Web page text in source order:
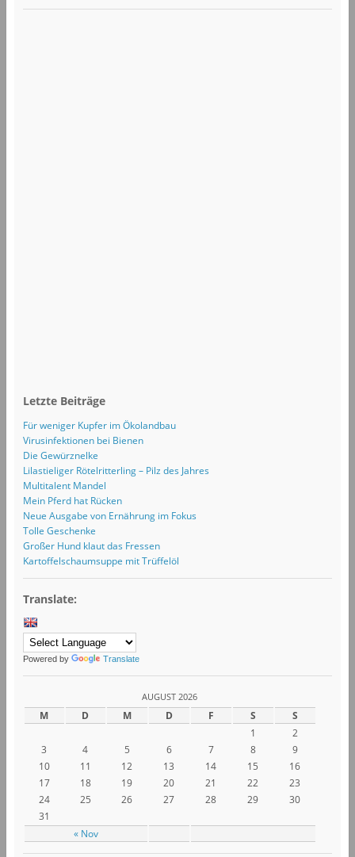
Letzte Beiträge
Für weniger Kupfer im Ökolandbau
Virusinfektionen bei Bienen
Die Gewürznelke
Lilastieliger Rötelritterling – Pilz des Jahres
Multitalent Mandel
Mein Pferd hat Rücken
Neue Ausgabe von Ernährung im Fokus
Tolle Geschenke
Großer Hund klaut das Fressen
Kartoffelschaumsuppe mit Trüffelöl
Translate:
Powered by Translate
AUGUST 2026
M D M D F S S
« Nov
1
2
3
4 5 6 7 8
9
10
11 12 13 14 15
16
17
18 19 20 21 22
23
24
25 26 27 28 29
30
31